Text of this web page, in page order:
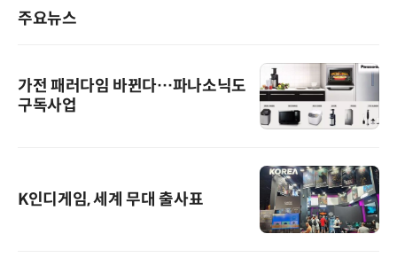
주요뉴스
가전 패러다임 바뀐다…파나소닉도
구독사업
K인디게임, 세계 무대 출사표